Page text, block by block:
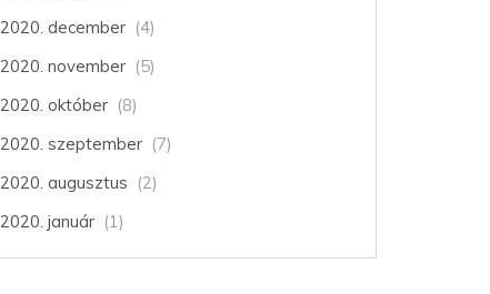
2020. december (4)
2020. november (5)
2020. október (8)
2020. szeptember (7)
2020. augusztus (2)
2020. január (1)